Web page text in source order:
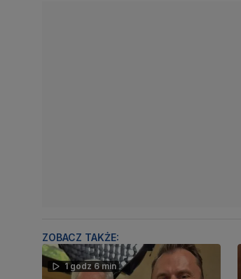
ZOBACZ TAKŻE:
1 godz 6 min